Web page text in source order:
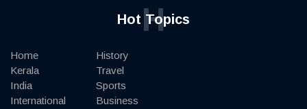
Hot Topics
H
Home
Kerala
India
International
History
Travel
Sports
Business